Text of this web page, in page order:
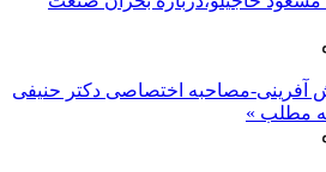
آفرینی-مصاحبه اختصاصی دکتر حنیفی
مطلب »